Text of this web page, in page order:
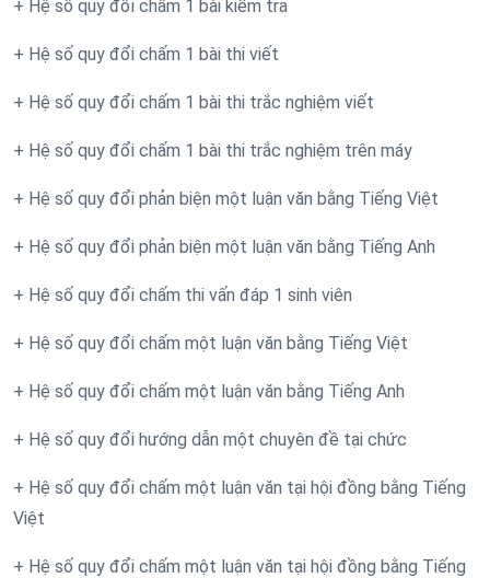
+ Hệ số quy đổi chấm 1 bài kiểm tra
+ Hệ số quy đổi chấm 1 bài thi viết
+ Hệ số quy đổi chấm 1 bài thi trắc nghiệm viết
+ Hệ số quy đổi chấm 1 bài thi trắc nghiệm trên máy
+ Hệ số quy đổi phản biện một luận văn bằng Tiếng Việt
+ Hệ số quy đổi phản biện một luận văn bằng Tiếng Anh
+ Hệ số quy đổi chấm thi vấn đáp 1 sinh viên
+ Hệ số quy đổi chấm một luận văn bằng Tiếng Việt
+ Hệ số quy đổi chấm một luận văn bằng Tiếng Anh
+ Hệ số quy đổi hướng dẫn một chuyên đề tại chức
+ Hệ số quy đổi chấm một luận văn tại hội đồng bằng Tiếng
Việt
+ Hệ số quy đổi chấm một luận văn tại hội đồng bằng Tiếng